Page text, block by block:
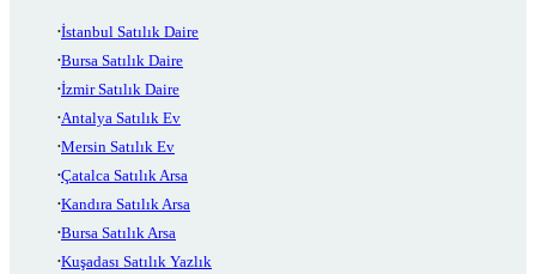
İstanbul Satılık Daire
Bursa Satılık Daire
İzmir Satılık Daire
Antalya Satılık Ev
Mersin Satılık Ev
Çatalca Satılık Arsa
Kandıra Satılık Arsa
Bursa Satılık Arsa
Kuşadası Satılık Yazlık